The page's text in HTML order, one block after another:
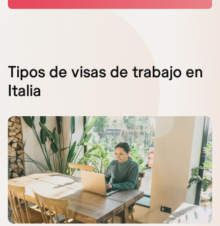
Tipos de visas de trabajo en
Italia